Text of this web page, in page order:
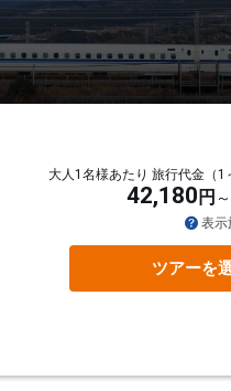
大人1名様あたり 旅行代金（1
42,180 円
表示
ツアーを